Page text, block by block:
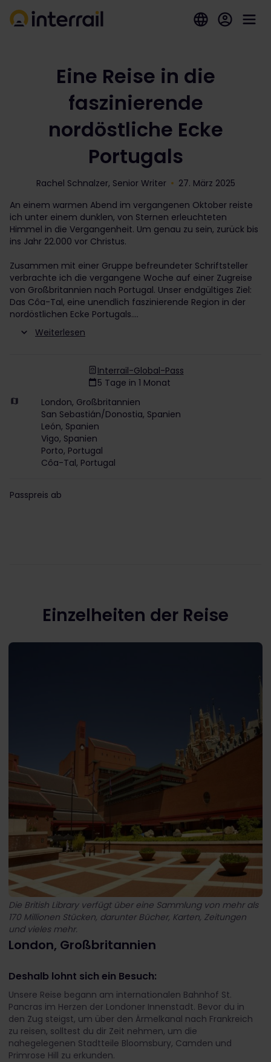
Eine Reise in die
faszinierende
nordöstliche Ecke
Portugals
Rachel Schnalzer, Senior Writer
27. März 2025
An einem warmen Abend im vergangenen Oktober reiste
ich unter einem dunklen, von Sternen erleuchteten
Himmel in die Vergangenheit. Um genau zu sein, zurück bis
ins Jahr 22.000 vor Christus.
Zusammen mit einer Gruppe befreundeter Schriftsteller
verbrachte ich die vergangene Woche auf einer Zugreise
von Großbritannien nach Portugal. Unser endgültiges Ziel:
Das Côa-Tal, eine unendlich faszinierende Region in der
nordöstlichen Ecke Portugals.
Weiterlesen
Interrail-Global-Pass
5 Tage in 1 Monat
London, Großbritannien
San Sebastián/Donostia, Spanien
León, Spanien
Vigo, Spanien
Porto, Portugal
Côa-Tal, Portugal
Passpreis ab
Einzelheiten der Reise
Die British Library verfügt über eine Sammlung von mehr als
170 Millionen Stücken, darunter Bücher, Karten, Zeitungen
und vieles mehr.
London, Großbritannien
Deshalb lohnt sich ein Besuch:
Unsere Reise begann am internationalen Bahnhof St.
Pancras im Herzen der Londoner Innenstadt. Bevor du in
den Zug steigst, um über den Ärmelkanal nach Frankreich
zu reisen, solltest du dir Zeit nehmen, um die
nahegelegenen Stadtteile Bloomsbury, Camden und
Primrose Hill zu erkunden.